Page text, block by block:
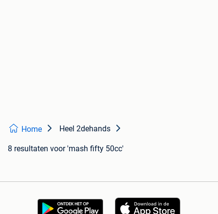
Home Heel 2dehands
8 resultaten voor 'mash fifty 50cc'